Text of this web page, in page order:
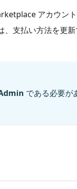
アカウン
、支払い方法を更
である必要が